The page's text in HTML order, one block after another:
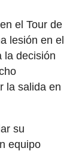
el Tour de
lesión en el
la decisión
la salida en
su
equipo